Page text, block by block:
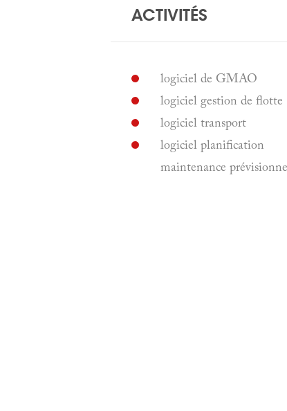
ACTIVITÉS
logiciel de GMAO
logiciel gestion de flotte
logiciel transport
logiciel planification
maintenance